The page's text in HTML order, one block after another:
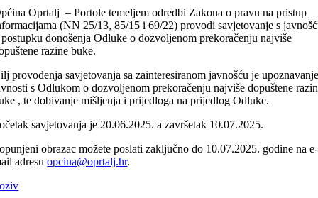
Oprtalj – Portole temeljem odredbi Zakona o pravu na pristup
(NN 25/13, 85/15 i 69/22) provodi savjetovanje s
donošenja Odluke o dozvoljenom prekoračenju najviše
razine buke.
provođenja savjetovanja sa zainteresiranom javnošću je
s Odlukom o dozvoljenom prekoračenju najviše dopuštene
, te dobivanje mišljenja i prijedloga na prijedlog Odluke.
savjetovanja je 20.06.2025. a završetak 10.07.2025.
obrazac možete poslati zaključno do 10.07.2025. godine na e-
adresuopcina@oprtalj.hr.